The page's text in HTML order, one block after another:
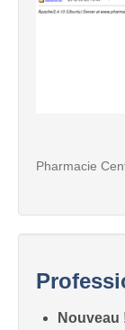
Pharmacie
Nouveau